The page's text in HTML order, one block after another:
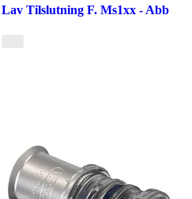
Lav Tilslutning F. Ms1xx - Abb